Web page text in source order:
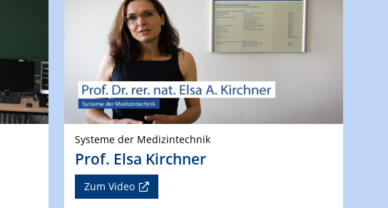
Systeme der Medizintechnik
Prof. Elsa Kirchner
Zum Video